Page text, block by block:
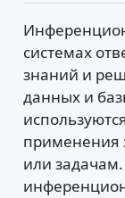
системах
знаний и
данных и
применения
или